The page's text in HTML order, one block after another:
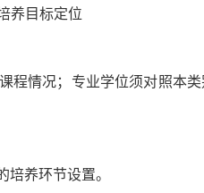
养目标定位
程情况；专业学位须对照本
养环节设置。